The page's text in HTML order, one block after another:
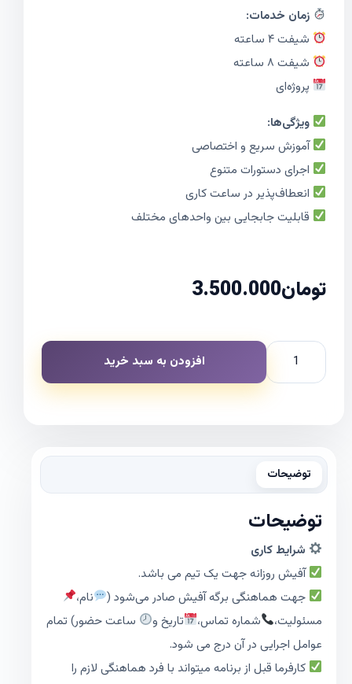
زمان خدمات:
شیفت ۴ ساعته
شیفت ۸ ساعته
پروژه‌ای
ویژگی‌ها:
آموزش سریع و اختصاصی
اجرای دستورات متنوع
انعطاف‌پذیر در ساعت کاری
قابلیت جابجایی بین واحدهای مختلف
تومان3.500.000
افزودن به سبد خرید
توضیحات
توضیحات
شرایط کاری
آفیش روزانه جهت یک تیم می باشد.
جهت هماهنگی برگه آفیش صادر می‌شود (
نام،
مسئولیت،
شماره تماس، تاریخ و
ساعت حضور) تمام
عوامل اجرایی در آن درج می شود.
کارفرما قبل از برنامه میتواند با فرد هماهنگی لازم را